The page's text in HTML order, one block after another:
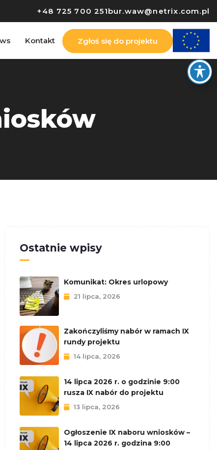
+48 725 700 251bur.waw@netrix.com.pl
Kontakt Zgłoś się do projektu
Ostatnie wpisy
Komunikat: Okres urlopowy
21 lipca, 2026
Zakończyliśmy nabór w ramach IX
rundy projektu
14 lipca, 2026
14 lipca 2026 r. o godzinie 9:00
rusza IX nabór do projektu
13 lipca, 2026
Ogłoszenie IX naboru wniosków –
14 lipca 2026 r. godzina 9:00